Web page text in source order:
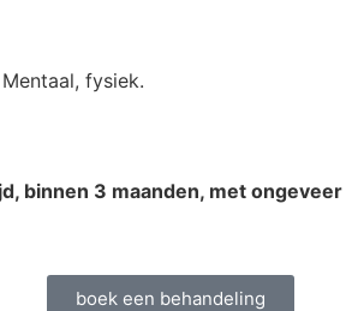
fysiek.
binnen 3 maanden, met
boek een behandeling